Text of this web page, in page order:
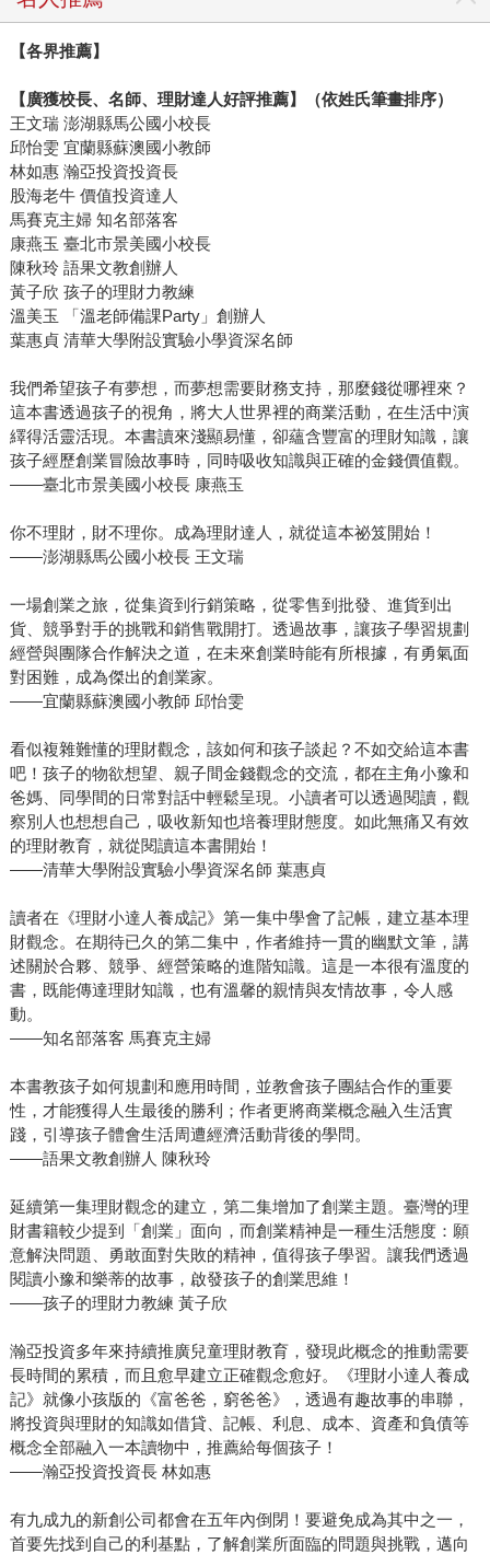
【各界推薦】
【廣獲校長、名師、理財達人好評推薦】（依姓氏筆畫排序）
王文瑞 澎湖縣馬公國小校長
邱怡雯 宜蘭縣蘇澳國小教師
林如惠 瀚亞投資投資長
股海老牛 價值投資達人
馬賽克主婦 知名部落客
康燕玉 臺北市景美國小校長
陳秋玲 語果文教創辦人
黃子欣 孩子的理財力教練
溫美玉 「溫老師備課Party」創辦人
葉惠貞 清華大學附設實驗小學資深名師
我們希望孩子有夢想，而夢想需要財務支持，那麼錢從哪裡來？
這本書透過孩子的視角，將大人世界裡的商業活動，在生活中演
繹得活靈活現。本書讀來淺顯易懂，卻蘊含豐富的理財知識，讓
孩子經歷創業冒險故事時，同時吸收知識與正確的金錢價值觀。
——臺北市景美國小校長 康燕玉
你不理財，財不理你。成為理財達人，就從這本祕笈開始！
——澎湖縣馬公國小校長 王文瑞
一場創業之旅，從集資到行銷策略，從零售到批發、進貨到出
貨、競爭對手的挑戰和銷售戰開打。透過故事，讓孩子學習規劃
經營與團隊合作解決之道，在未來創業時能有所根據，有勇氣面
對困難，成為傑出的創業家。
——宜蘭縣蘇澳國小教師 邱怡雯
看似複雜難懂的理財觀念，該如何和孩子談起？不如交給這本書
吧！孩子的物欲想望、親子間金錢觀念的交流，都在主角小豫和
爸媽、同學間的日常對話中輕鬆呈現。小讀者可以透過閱讀，觀
察別人也想想自己，吸收新知也培養理財態度。如此無痛又有效
的理財教育，就從閱讀這本書開始！
——清華大學附設實驗小學資深名師 葉惠貞
讀者在《理財小達人養成記》第一集中學會了記帳，建立基本理
財觀念。在期待已久的第二集中，作者維持一貫的幽默文筆，講
述關於合夥、競爭、經營策略的進階知識。這是一本很有溫度的
書，既能傳達理財知識，也有溫馨的親情與友情故事，令人感
動。
——知名部落客 馬賽克主婦
本書教孩子如何規劃和應用時間，並教會孩子團結合作的重要
性，才能獲得人生最後的勝利；作者更將商業概念融入生活實
踐，引導孩子體會生活周遭經濟活動背後的學問。
——語果文教創辦人 陳秋玲
延續第一集理財觀念的建立，第二集增加了創業主題。臺灣的理
財書籍較少提到「創業」面向，而創業精神是一種生活態度：願
意解決問題、勇敢面對失敗的精神，值得孩子學習。讓我們透過
閱讀小豫和樂蒂的故事，啟發孩子的創業思維！
——孩子的理財力教練 黃子欣
瀚亞投資多年來持續推廣兒童理財教育，發現此概念的推動需要
長時間的累積，而且愈早建立正確觀念愈好。《理財小達人養成
記》就像小孩版的《富爸爸，窮爸爸》，透過有趣故事的串聯，
將投資與理財的知識如借貸、記帳、利息、成本、資產和負債等
概念全部融入一本讀物中，推薦給每個孩子！
——瀚亞投資投資長 林如惠
有九成九的新創公司都會在五年內倒閉！要避免成為其中之一，
首要先找到自己的利基點，了解創業所面臨的問題與挑戰，邁向